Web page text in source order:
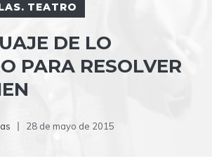
TEATRO
DE LO
PARA RESOLVER
28 de mayo de 2015